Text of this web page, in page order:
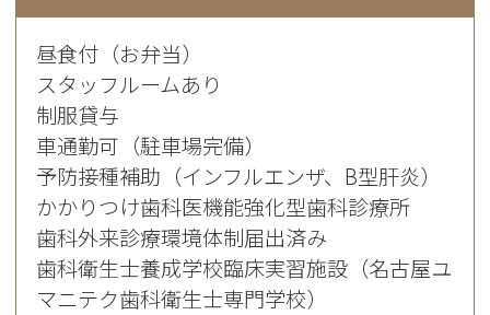
昼食付（お弁当）
スタッフルームあり
制服貸与
車通勤可（駐車場完備）
予防接種補助（インフルエンザ、B型肝炎）
かかりつけ歯科医機能強化型歯科診療所
歯科外来診療環境体制届出済み
歯科衛生士養成学校臨床実習施設（名古屋ユ
マニテク歯科衛生士専門学校）